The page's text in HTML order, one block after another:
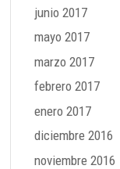
junio 2017
mayo 2017
marzo 2017
febrero 2017
enero 2017
diciembre 2016
noviembre 2016